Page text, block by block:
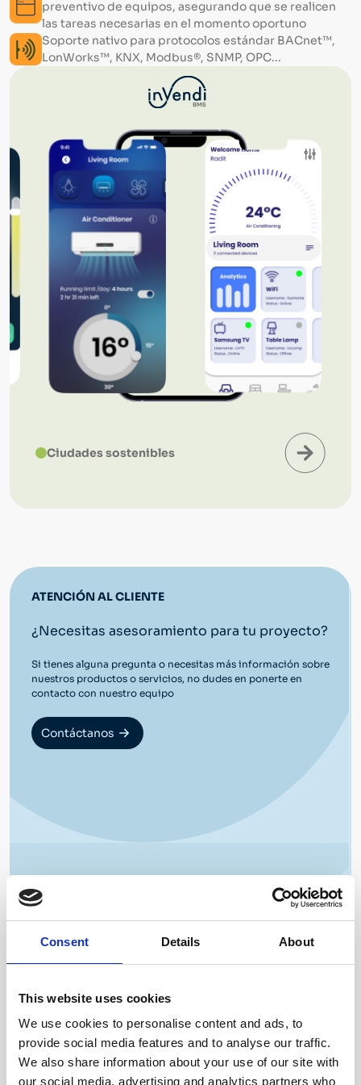
Consent Details About
This website uses cookies
We use cookies to personalise content and ads, to
provide social media features and to analyse our traffic.
We also share information about your use of our site with
our social media, advertising and analytics partners who
preventivo de equipos, asegurando que se realicen
las tareas necesarias en el momento oportuno
Soporte nativo para protocolos estándar BACnet™,
LonWorks™, KNX, Modbus®, SNMP, OPC...
Ciudades sostenibles
ATENCIÓN AL CLIENTE
¿Necesitas asesoramiento para tu proyecto?
Si tienes alguna pregunta o necesitas más información sobre
nuestros productos o servicios, no dudes en ponerte en
contacto con nuestro equipo
Contáctanos